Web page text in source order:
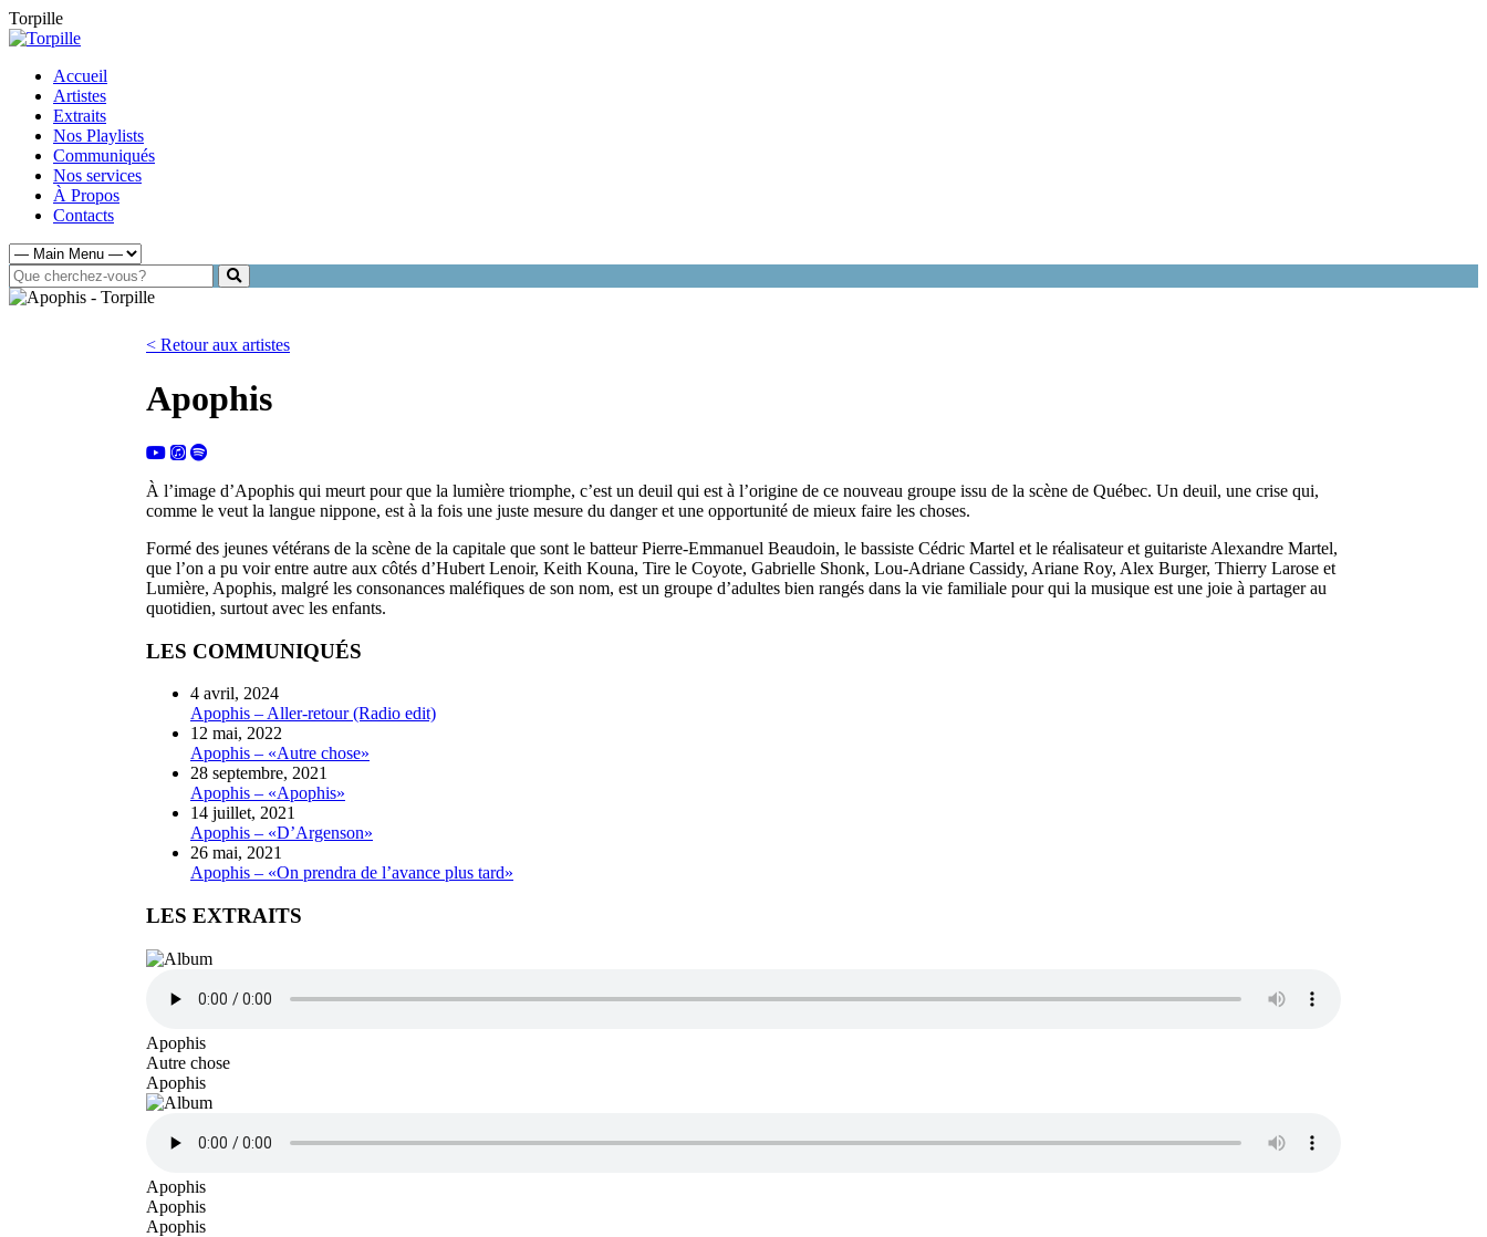
Torpille
Accueil
Artistes
Extraits
Nos Playlists
Communiqués
Nos services
À Propos
Contacts
< Retour aux artistes
Apophis
À l’image d’Apophis qui meurt pour que la lumière triomphe, c’est un deuil qui est à l’origine de ce nouveau groupe issu de la scène de Québec. Un deuil, une crise qui,
comme le veut la langue nippone, est à la fois une juste mesure du danger et une opportunité de mieux faire les choses.
Formé des jeunes vétérans de la scène de la capitale que sont le batteur Pierre-Emmanuel Beaudoin, le bassiste Cédric Martel et le réalisateur et guitariste Alexandre Martel,
que l’on a pu voir entre autre aux côtés d’Hubert Lenoir, Keith Kouna, Tire le Coyote, Gabrielle Shonk, Lou-Adriane Cassidy, Ariane Roy, Alex Burger, Thierry Larose et
Lumière, Apophis, malgré les consonances maléfiques de son nom, est un groupe d’adultes bien rangés dans la vie familiale pour qui la musique est une joie à partager au
quotidien, surtout avec les enfants.
LES COMMUNIQUÉS
4 avril, 2024
Apophis – Aller-retour (Radio edit)
12 mai, 2022
Apophis – «Autre chose»
28 septembre, 2021
Apophis – «Apophis»
14 juillet, 2021
Apophis – «D’Argenson»
26 mai, 2021
Apophis – «On prendra de l’avance plus tard»
LES EXTRAITS
Apophis
Autre chose
Apophis
Apophis
Apophis
Apophis